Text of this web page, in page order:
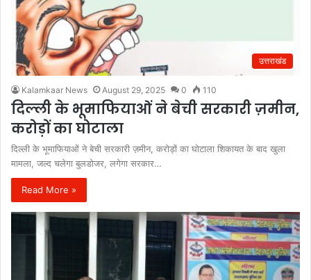
उत्तराखंड
Kalamkaar News August 29, 2025 0 110
दिल्ली के भूमाफियाओं ने बेची सरकारी ज़मीन,
करोड़ों का घोटाला
दिल्ली के भूमाफियाओं ने बेची सरकारी ज़मीन, करोड़ों का घोटाला शिकायत के बाद खुला
मामला, जल्द चलेगा बुलडोजर, लगेगा सरकार…
Read More »